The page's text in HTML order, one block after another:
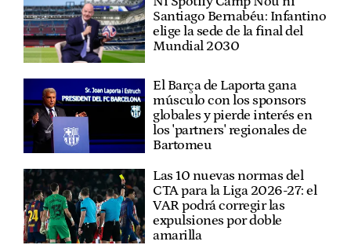
Santiago Bernabéu: Infantino
elige la sede de la final del
Mundial 2030
El Barça de Laporta gana
músculo con los sponsors
globales y pierde interés en
los 'partners' regionales de
Bartomeu
Las 10 nuevas normas del
CTA para la Liga 2026-27: el
VAR podrá corregir las
expulsiones por doble
amarilla